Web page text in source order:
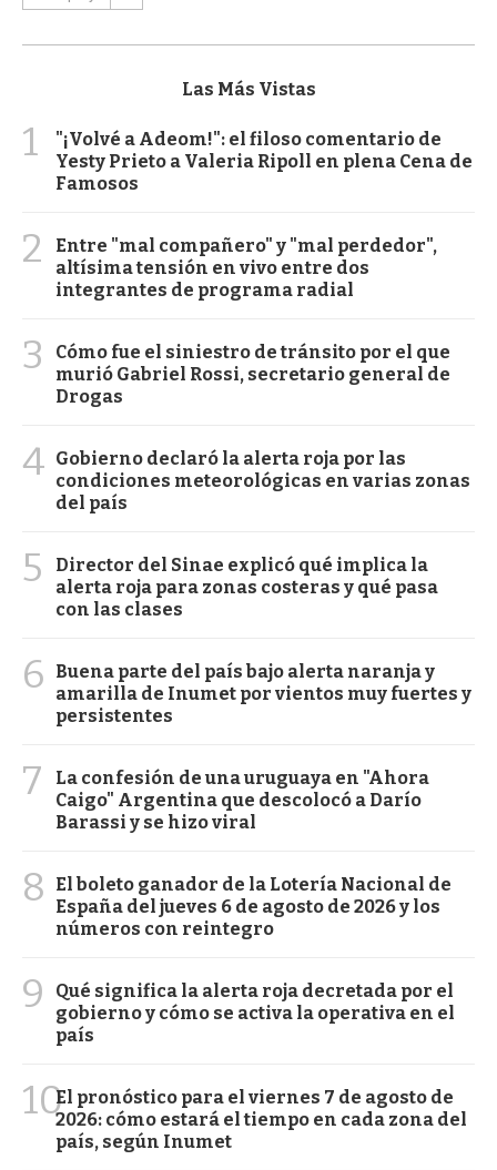
Las Más Vistas
1
"¡Volvé a Adeom!": el filoso comentario de
Yesty Prieto a Valeria Ripoll en plena Cena de
Famosos
2
Entre "mal compañero" y "mal perdedor",
altísima tensión en vivo entre dos
integrantes de programa radial
3
Cómo fue el siniestro de tránsito por el que
murió Gabriel Rossi, secretario general de
Drogas
4 Gobierno declaró la alerta roja por las
condiciones meteorológicas en varias zonas
del país
5
Director del Sinae explicó qué implica la
alerta roja para zonas costeras y qué pasa
con las clases
6
Buena parte del país bajo alerta naranja y
amarilla de Inumet por vientos muy fuertes y
persistentes
7
La confesión de una uruguaya en "Ahora
Caigo" Argentina que descolocó a Darío
Barassi y se hizo viral
8
El boleto ganador de la Lotería Nacional de
España del jueves 6 de agosto de 2026 y los
números con reintegro
9
Qué significa la alerta roja decretada por el
gobierno y cómo se activa la operativa en el
país
10El pronóstico para el viernes 7 de agosto de
2026: cómo estará el tiempo en cada zona del
país, según Inumet